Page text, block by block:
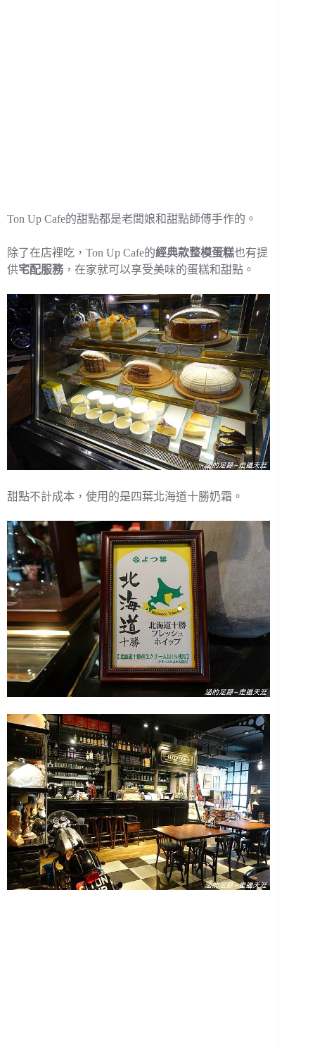
Ton Up Cafe的甜點都是老闆娘和甜點師傅手作的。
除了在店裡吃，Ton Up Cafe的經典款整模蛋糕也有提
供宅配服務 ，在家就可以享受美味的蛋糕和甜點。
甜點不計成本，使用的是四葉北海道十勝奶霜。